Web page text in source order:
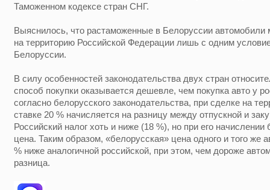
Таможенном кодексе стран СНГ.
Выяснилось, что растаможенные в Белоруссии
на территорию Российской Федерации лишь с одним
Белоруссии.
В силу особенностей законодательства двух стран
способ покупки оказывается дешевле, чем покупка авто у
согласно белорусского законодательства, при сделке на
ставке 20 % начисляется на разницу между отпускной и
Российский налог хоть и ниже (18 %), но при его
цена. Таким образом, «белорусская» цена одного и того же
% ниже аналогичной российской, при этом, чем дороже
разница.